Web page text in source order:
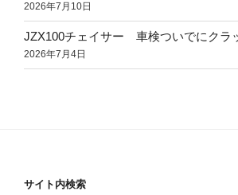
2026年7月10日
JZX100チェイサー 車検ついでにクラ
2026年7月4日
サイト内検索